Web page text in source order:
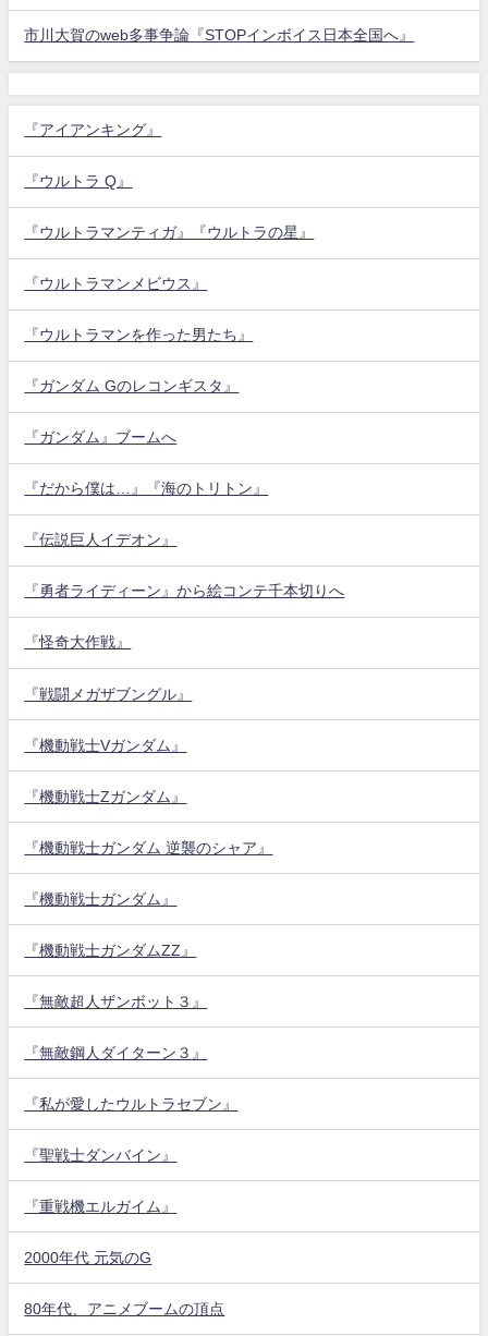
市川大賀のweb多事争論『STOPインボイス日本全国へ』
『アイアンキング』
『ウルトラ Q』
『ウルトラマンティガ』『ウルトラの星』
『ウルトラマンメビウス』
『ウルトラマンを作った男たち』
『ガンダム Gのレコンギスタ』
『ガンダム』ブームへ
『だから僕は…』『海のトリトン』
『伝説巨人イデオン』
『勇者ライディーン』から絵コンテ千本切りへ
『怪奇大作戦』
『戦闘メガザブングル』
『機動戦士Vガンダム』
『機動戦士Zガンダム』
『機動戦士ガンダム 逆襲のシャア』
『機動戦士ガンダム』
『機動戦士ガンダムZZ』
『無敵超人ザンボット３』
『無敵鋼人ダイターン３』
『私が愛したウルトラセブン』
『聖戦士ダンバイン』
『重戦機エルガイム』
2000年代 元気のG
80年代、アニメブームの頂点